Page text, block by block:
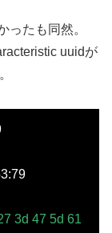
ったも同然。
uuidが
3d 47 5d 61